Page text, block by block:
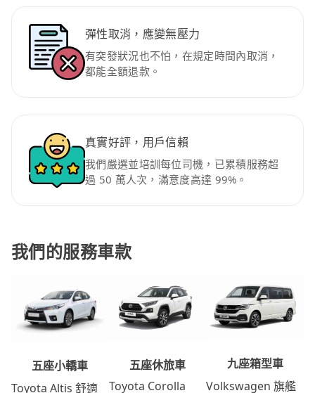
彈性取消，應變無壓力
有突發狀況也不怕，在規定時間內取消，
都能全額退款。
真實好評，用戶信賴
我們嚴選並培訓每位司機，已累積服務超
過 50 萬人次，滿意度高達 99%。
我們的服務車款
五座小轎車
Toyota Altis 舒適
五座休旅車
Toyota Corolla
九座箱型車
Volkswagen 旗艦